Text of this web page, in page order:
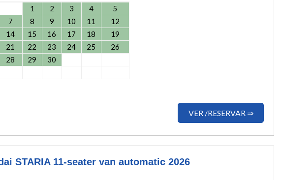
VER /RESERVAR ⇒
1
2 3 4
5
7 8 9 10 11
12
14 15 16 17 18
19
21 22 23 24 25
26
28 29 30
STARIA 11-seater van automatic 2026